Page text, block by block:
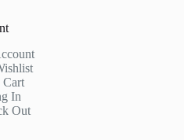
In
Out